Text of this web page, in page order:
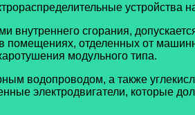
устройства
сгорания,
помещениях, отделенных от
модульного типа.
водопроводом, а также
электродвигатели, которые